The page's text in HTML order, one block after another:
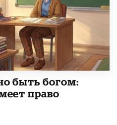
быть богом:
право